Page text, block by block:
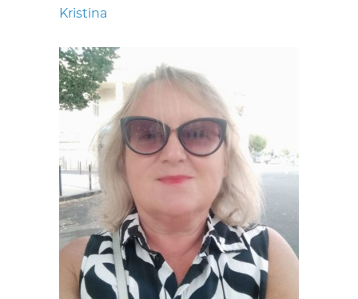
Kristina